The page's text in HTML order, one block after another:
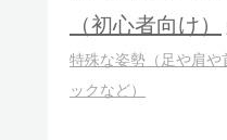
（初心者向け）
特殊な姿勢（足や肩や
ックなど）